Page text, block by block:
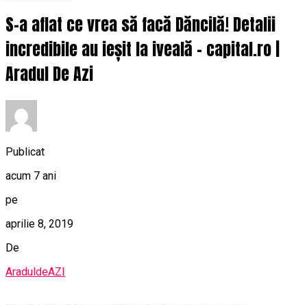
S-a aflat ce vrea să facă Dăncilă! Detalii
incredibile au ieșit la iveală – capital.ro |
Aradul De Azi
Publicat
acum 7 ani
pe
aprilie 8, 2019
De
AraduldeAZI